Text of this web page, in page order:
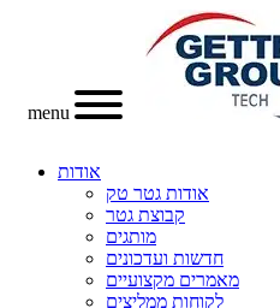
menu
אודות
אודות גטר טק
קבוצת גטר
מותגים
חדשות ועדכונים
מאמרים מקצועיים
לקוחות ממליצים